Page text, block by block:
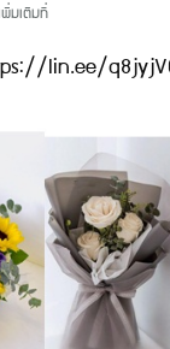
มเติมที่
lin.ee/